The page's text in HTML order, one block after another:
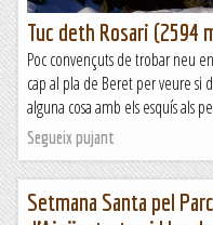
Tuc deth Rosari (2594
Poc convençuts de trobar neu
cap al pla de Beret per veure si
alguna cosa amb els esquís als
Segueix pujant
Setmana Santa pel